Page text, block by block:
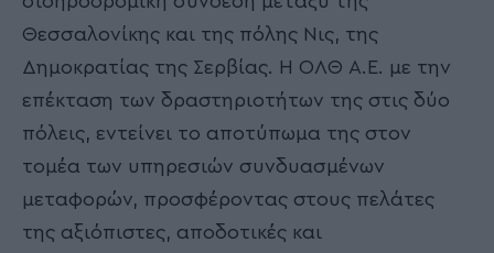
Θεσσαλονίκης και της πόλης Νις, της
Δημοκρατίας της Σερβίας. Η ΟΛΘ Α.Ε. με την
επέκταση των δραστηριοτήτων της στις δύο
πόλεις, εντείνει το αποτύπωμα της στον
τομέα των υπηρεσιών συνδυασμένων
μεταφορών, προσφέροντας στους πελάτες
της αξιόπιστες, αποδοτικές και